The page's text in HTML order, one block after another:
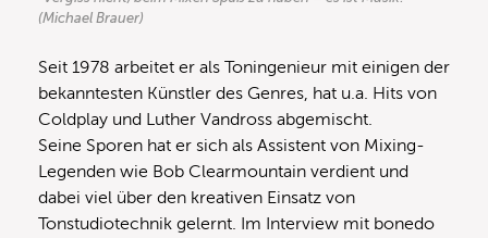
(Michael Brauer)
Seit 1978 arbeitet er als Toningenieur mit einigen der
bekanntesten Künstler des Genres, hat u.a. Hits von
Coldplay und Luther Vandross abgemischt.
Seine Sporen hat er sich als Assistent von Mixing-
Legenden wie Bob Clearmountain verdient und
dabei viel über den kreativen Einsatz von
Tonstudiotechnik gelernt. Im Interview mit bonedo